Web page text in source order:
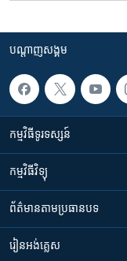
បណ្តាញ​សង្គម
កម្មវិធី​ទូរទស្សន៍
កម្មវិធី​វិទ្យុ
ព័ត៌មាន​តាមប្រធានបទ​
រៀន​​អង់គ្លេស